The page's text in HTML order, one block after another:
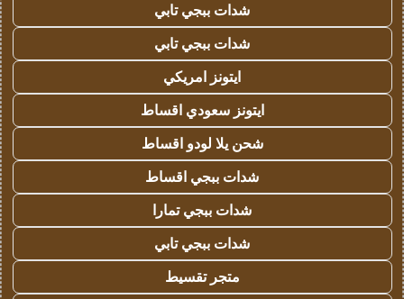
شدات ببجي تابي
شدات ببجي تابي
ايتونز امريكي
ايتونز سعودي اقساط
شحن يلا لودو اقساط
شدات ببجي اقساط
شدات ببجي تمارا
شدات ببجي تابي
متجر تقسيط